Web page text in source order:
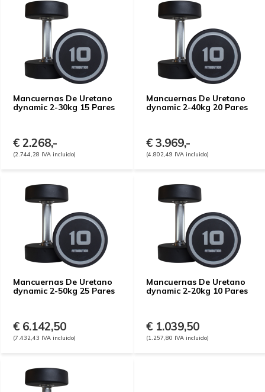
Mancuernas De Uretano
dynamic 2-30kg 15 Pares
€ 2.268,-
(2.744,28 IVA incluido)
Mancuernas De Uretano
dynamic 2-40kg 20 Pares
€ 3.969,-
(4.802,49 IVA incluido)
Mancuernas De Uretano
dynamic 2-50kg 25 Pares
€ 6.142,50
(7.432,43 IVA incluido)
Mancuernas De Uretano
dynamic 2-20kg 10 Pares
€ 1.039,50
(1.257,80 IVA incluido)